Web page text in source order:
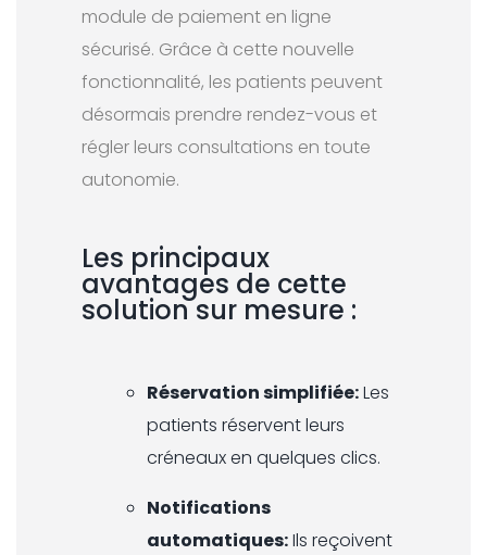
module de paiement en ligne
sécurisé. Grâce à cette nouvelle
fonctionnalité, les patients peuvent
désormais prendre rendez-vous et
régler leurs consultations en toute
autonomie.
Les principaux
avantages de cette
solution sur mesure :
Réservation simplifiée:Les
patients réservent leurs
créneaux en quelques clics.
Notifications
automatiques:Ils reçoivent